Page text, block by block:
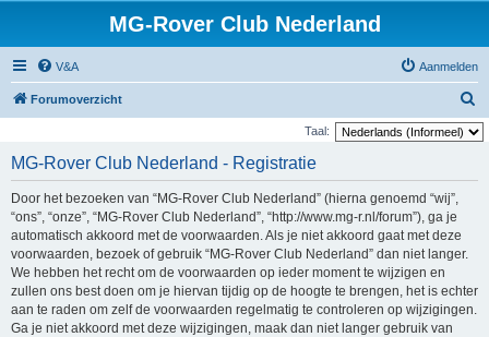
MG-Rover Club Nederland
V&A Aanmelden
Forumoverzicht
o
Taal:
MG-Rover Club Nederland - Registratie
Door het bezoeken van “MG-Rover Club Nederland” (hierna genoemd “wij”,
“ons”, “onze”, “MG-Rover Club Nederland”, “http://www.mg-r.nl/forum”), ga je
automatisch akkoord met de voorwaarden. Als je niet akkoord gaat met deze
voorwaarden, bezoek of gebruik “MG-Rover Club Nederland” dan niet langer.
We hebben het recht om de voorwaarden op ieder moment te wijzigen en
zullen ons best doen om je hiervan tijdig op de hoogte te brengen, het is echter
aan te raden om zelf de voorwaarden regelmatig te controleren op wijzigingen.
Ga je niet akkoord met deze wijzigingen, maak dan niet langer gebruik van